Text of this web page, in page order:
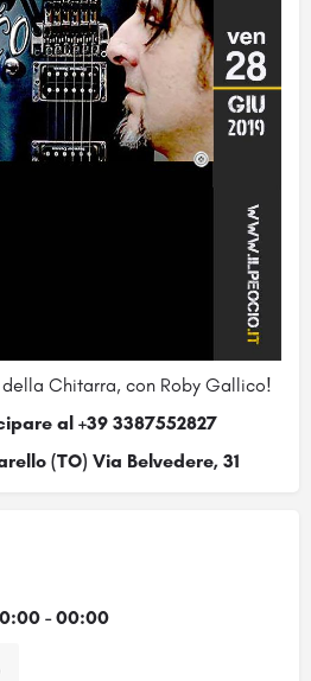
Chitarra, con Roby Gallico!
al +39 3387552827
(TO) Via Belvedere, 31
- 00:00